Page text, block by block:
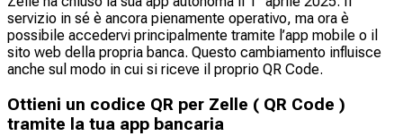
servizio in sé è ancora pienamente operativo, ma ora è
possibile accedervi principalmente tramite l’app mobile o il
sito web della propria banca. Questo cambiamento influisce
anche sul modo in cui si riceve il proprio QR Code.
Ottieni un codice QR per Zelle ( QR Code )
tramite la tua app bancaria